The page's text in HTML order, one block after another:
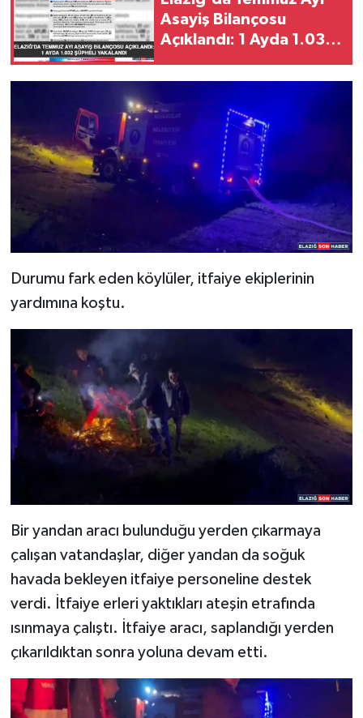
Asayiş Bilançosu
Açıklandı: 1 Ayda 1.032
Durumu fark eden köylüler, itfaiye ekiplerinin
yardımına koştu.
Bir yandan aracı bulunduğu yerden çıkarmaya
çalışan vatandaşlar, diğer yandan da soğuk
havada bekleyen itfaiye personeline destek
verdi. İtfaiye erleri yaktıkları ateşin etrafında
ısınmaya çalıştı. İtfaiye aracı, saplandığı yerden
çıkarıldıktan sonra yoluna devam etti.
YAŞAM